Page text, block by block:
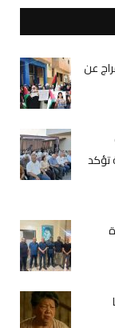
عن
تؤكد